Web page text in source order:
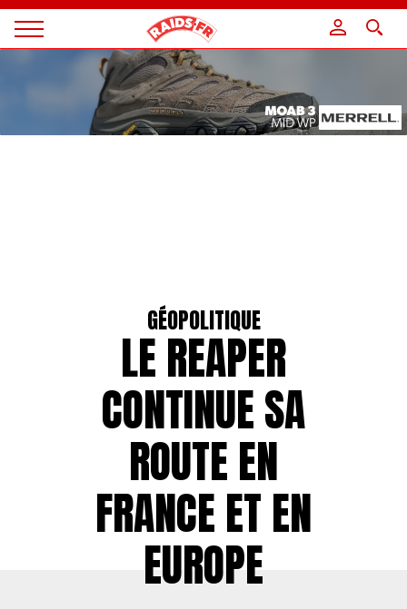
Magazine
GÉOPOLITIQUE
LE REAPER
CONTINUE SA
ROUTE EN
FRANCE ET EN
EUROPE
Panneau de gestion des cookies